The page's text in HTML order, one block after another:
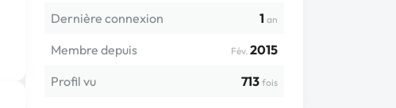
Dernière connexion 1 an
Membre depuis Fév. 2015
Profil vu
713 fois